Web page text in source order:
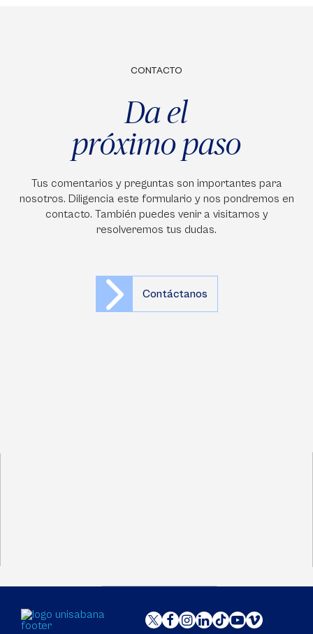
CONTACTO
Da el
próximo paso
Tus comentarios y preguntas son importantes para
nosotros. Diligencia este formulario y nos pondremos en
contacto. También puedes venir a visitarnos y
resolveremos tus dudas.
Contáctanos